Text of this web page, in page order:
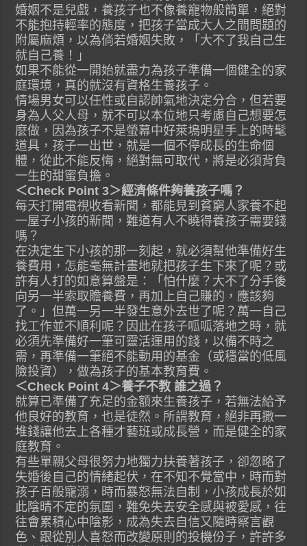
婚姻不是兒戲，養孩子也不像養寵物般簡單，絕對
不能抱持輕率的態度，把孩子當成大人之間問題的
附屬麻煩，以為倘若婚姻失敗，「大不了我自己生
就自己養！」
如果不能從一開始就盡力為孩子準備一個健全的家
庭環境，真的就沒有資格生養孩子。
情場男女可以任性或自認帥氣地決定分合，但若要
身為人父人母，就不可以本位地只考慮自己想要怎
麼做，因為孩子不是螢幕中好萊塢明星手上的時髦
道具，孩子一出世，就是一個不停成長的生命個
體，從此不能反悔，絕對無可取代，將是必須背負
一生的甜蜜負擔。
＜Check Point 3＞經濟條件夠養孩子嗎？
每天打開電視收看新聞，都能見到貧窮人家養不起
一屋子小孩的新聞，難道有人不曉得養孩子需要錢
嗎？
在決定生下小孩的那一刻起，就必須幫他準備好生
養費用，怎能毫無計畫地就把孩子生下來了呢？或
許有人打的如意算盤是：「怕什麼？大不了分手後
向另一半索取贍養費，再加上自己賺的，應該夠
了。」但萬一另一半發生意外去世了呢？萬一自己
找工作並不順利呢？因此在孩子呱呱落地之時，就
必須先準備好一筆可靈活運用的錢，以備不時之
需，再準備一筆絕不能動用的基金（或穩當的低風
險投資），做為孩子的基本教育費。
＜Check Point 4＞養子不教 誰之過？
就算已準備了充足的金額來生養孩子，若無法給予
他良好的教育，也是徒然。所謂教育，絕非再撒一
堆錢讓他去上各種才藝班或成長營，而是健全的家
庭教育。
有些單親父母很努力地獨力扶養著孩子，卻忽略了
失婚後自己的情緒起伏，在不知不覺當中，時而對
孩子百般寵溺，時而暴怒無法自制，小孩成長於如
此陰晴不定的氛圍，難免失去安全感與被愛感，往
往會累積心中陰影，成為失去自信又隨時察言觀
色、跟從別人喜怒而改變原則的投機份子，許許多